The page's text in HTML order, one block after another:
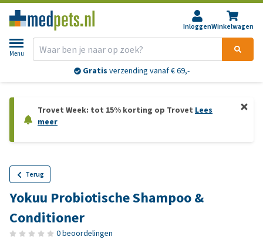
InloggenWinkelwagen
Menu
Gratis verzending vanaf € 69,-
Trovet Week: tot 15% korting op Trovet Lees
meer
Terug
Yokuu Probiotische Shampoo &
Conditioner
0 beoordelingen